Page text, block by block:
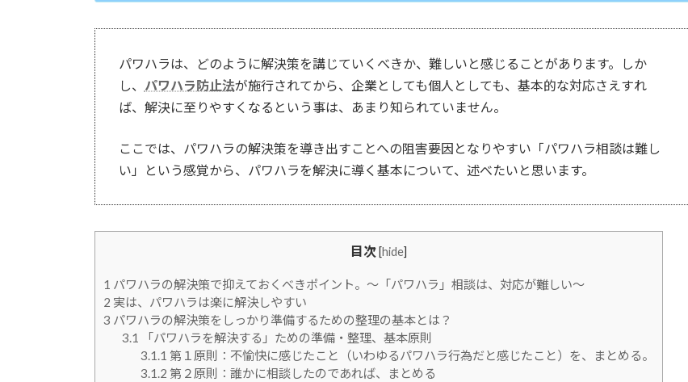
パワハラは、どのように解決策を講じていくべきか、難しいと感じることがあります。しか
し、 パワハラ防止法が施行されてから、企業としても個人としても、基本的な対応さえすれ
ば、解決に至りやすくなるという事は、あまり知られていません。
ここでは、パワハラの解決策を導き出すことへの阻害要因となりやすい「パワハラ相談は難し
い」という感覚から、パワハラを解決に導く基本について、述べたいと思います。
目次 [hide]
1 パワハラの解決策で抑えておくべきポイント。～「パワハラ」相談は、対応が難しい～
2 実は、パワハラは楽に解決しやすい
3 パワハラの解決策をしっかり準備するための整理の基本とは？
3.1
「パワハラを解決する」ための準備・整理、基本原則
3.1.1 第１原則：不愉快に感じたこと（いわゆるパワハラ行為だと感じたこと）を、まとめる。
3.1.2 第２原則：誰かに相談したのであれば、まとめる